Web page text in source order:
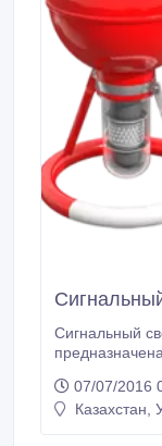
Сигнальный
приаэродромных
интенсивности
07/07/2016
Казахстан,